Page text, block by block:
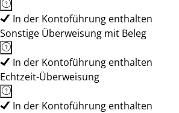
In der Kontoführung enthalten
Sonstige Überweisung mit Beleg
In der Kontoführung enthalten
Echtzeit-Überweisung
In der Kontoführung enthalten